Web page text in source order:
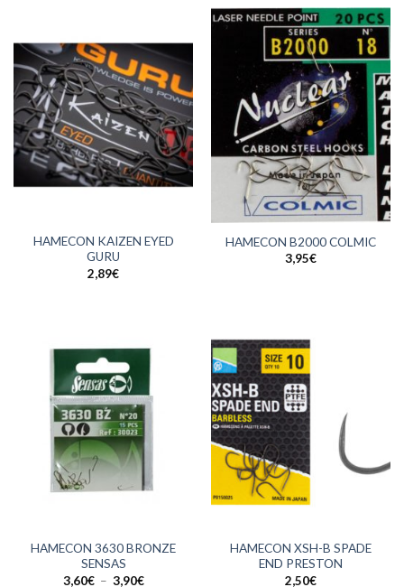
HAMECON KAIZEN EYED
GURU
2,89€
HAMECON B2000 COLMIC
3,95€
HAMECON 3630 BRONZE
SENSAS
3,60€ – 3,90€Plage
HAMECON XSH-B SPADE
END PRESTON
2,50€